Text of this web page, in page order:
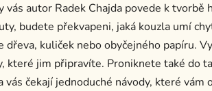
vás autor Radek Chajda povede k tvorbě
budete překvapeni, jaká kouzla umí
kuliček nebo obyčejného papíru.
které jim připravíte. Proniknete také do
čekají jednoduché návody, které vám